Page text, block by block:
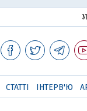
СТАТТІ ІНТЕРВ'Ю